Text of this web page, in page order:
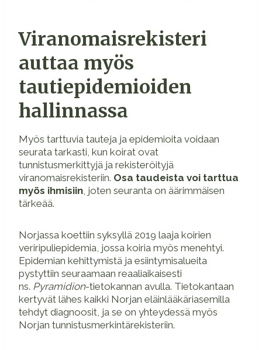
Viranomaisrekisteri
auttaa myös
tautiepidemioiden
hallinnassa
Myös tarttuvia tauteja ja epidemioita voidaan
seurata tarkasti, kun koirat ovat
tunnistusmerkittyjä ja rekisteröityjä
viranomaisrekisteriin. Osa taudeista voi tarttua
myös ihmisiin, joten seuranta on äärimmäisen
tärkeää.
Norjassa koettiin syksyllä 2019 laaja koirien
veriripuliepidemia, jossa koiria myös menehtyi.
Epidemian kehittymistä ja esiintymisalueita
pystyttiin seuraamaan reaaliaikaisesti
ns. Pyramidion-tietokannan avulla. Tietokantaan
kertyvät lähes kaikki Norjan eläinlääkäriasemilla
tehdyt diagnoosit, ja se on yhteydessä myös
Norjan tunnistusmerkintärekisteriin.